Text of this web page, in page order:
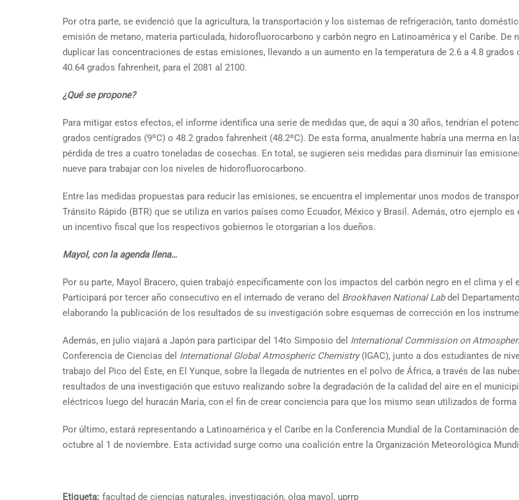
Por otra parte, se evidenció que la agricultura, la transportación y los sistemas de refrigeración, tanto
emisión de metano, materia particulada, hidorofluorocarbono y carbón negro en Latinoamérica y el Caribe. De
duplicar las concentraciones de estas emisiones, llevando a un aumento en la temperatura de 2.6 a 4.8
40.64 grados fahrenheit, para el 2081 al 2100.
¿Qué se propone?
Para mitigar estos efectos, el informe identifica una serie de medidas que, de aquí a 30 años, tendrían el
grados centígrados (9ºC) o 48.2 grados fahrenheit (48.2ºC). De esta forma, anualmente habría una merma en
pérdida de tres a cuatro toneladas de cosechas. En total, se sugieren seis medidas para disminuir las
nueve para trabajar con los niveles de hidorofluorocarbono.
Entre las medidas propuestas para reducir las emisiones, se encuentra el implementar unos modos de
Tránsito Rápido (BTR) que se utiliza en varios países como Ecuador, México y Brasil. Además, otro ejemplo
un incentivo fiscal que los respectivos gobiernos le otorgarían a los dueños.
Mayol, con la agenda llena…
Por su parte, Mayol Bracero, quien trabajó específicamente con los impactos del carbón negro en el clima y
Participará por tercer año consecutivo en el internado de verano del Brookhaven National Labdel
elaborando la publicación de los resultados de su investigación sobre esquemas de corrección en los
Además, en julio viajará a Japón para participar del 14to Simposio del International Commission on
Conferencia de Ciencias del International Global Atmospheric Chemistry(IGAC), junto a dos estudiantes de
trabajo del Pico del Este, en El Yunque, sobre la llegada de nutrientes en el polvo de África, a través de las
resultados de una investigación que estuvo realizando sobre la degradación de la calidad del aire en el
eléctricos luego del huracán María, con el fin de crear conciencia para que los mismo sean utilizados de forma
Por último, estará representando a Latinoamérica y el Caribe en la Conferencia Mundial de la Contaminación
octubre al 1 de noviembre. Esta actividad surge como una coalición entre la Organización Meteorológica
Etiqueta: facultad de ciencias naturales, investigación, olga mayol , uprrp